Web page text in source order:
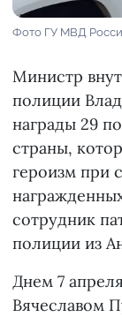
Фото ГУ МВД
Министр
полиции
награды 29
страны,
героизм при
сотрудник
полиции из
Днем 7
Вячеславом